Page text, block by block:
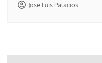
Jose Luis Palacios